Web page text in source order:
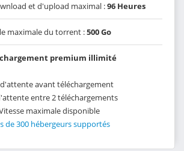
et d'upload maximal :96 Heures
maximale du torrent :500 Go
premium illimité
d'attente avant téléchargement
entre 2 téléchargements
maximale disponible
de 300 hébergeurs supportés